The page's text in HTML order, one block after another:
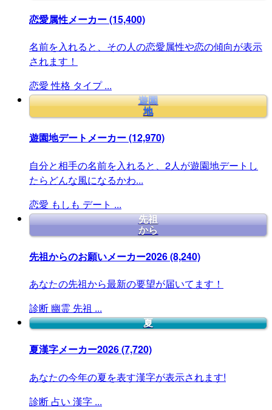
恋愛属性メーカー(15,400)
名前を入れると、その人の恋愛属性や恋の傾向が表示
されます！
恋愛 性格 タイプ ...
遊園
地
遊園地デートメーカー(12,970)
自分と相手の名前を入れると、2人が遊園地デートし
たらどんな風になるかわ...
恋愛 もしも デート ...
先祖
から
先祖からのお願いメーカー2026(8,240)
あなたの先祖から最新の要望が届いてます！
診断 幽霊 先祖 ...
夏
夏漢字メーカー2026(7,720)
あなたの今年の夏を表す漢字が表示されます!
診断 占い 漢字 ...